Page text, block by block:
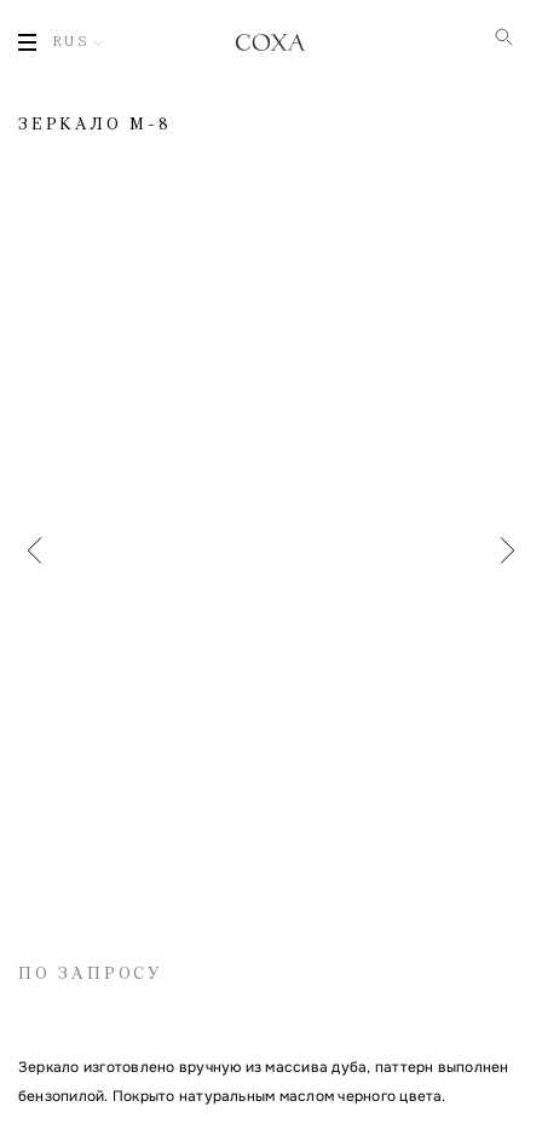
RUS
ЗЕРКАЛО M-8
ПО ЗАПРОСУ
Зеркало изготовлено вручную из массива дуба, паттерн выполнен
бензопилой. Покрыто натуральным маслом черного цвета.